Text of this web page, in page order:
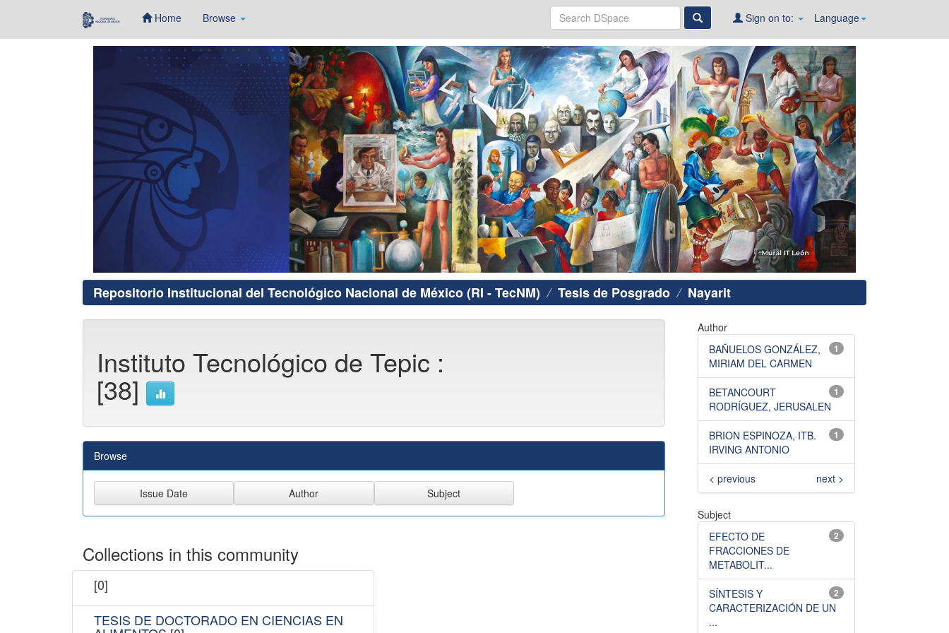
Home Browse Language
Sign on to:
Repositorio Institucional del Tecnológico Nacional de México (RI - TecNM) Tesis de Posgrado Nayarit
Instituto Tecnológico de Tepic :
[38]
Browse
Collections in this community
[0]
TESIS DE DOCTORADO EN CIENCIAS EN
Author
1
BAÑUELOS GONZÁLEZ,
MIRIAM DEL CARMEN
1
BETANCOURT
RODRÍGUEZ, JERUSALEN
1
BRION ESPINOZA, ITB.
IRVING ANTONIO
< previous next >
Subject
2
EFECTO DE
FRACCIONES DE
METABOLIT...
2
SÍNTESIS Y
CARACTERIZACIÓN DE UN
...